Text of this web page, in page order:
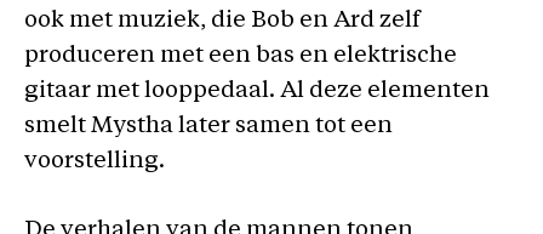
ook met muziek, die Bob en Ard zelf
produceren met een bas en elektrische
gitaar met looppedaal. Al deze elementen
smelt Mystha later samen tot een
voorstelling.